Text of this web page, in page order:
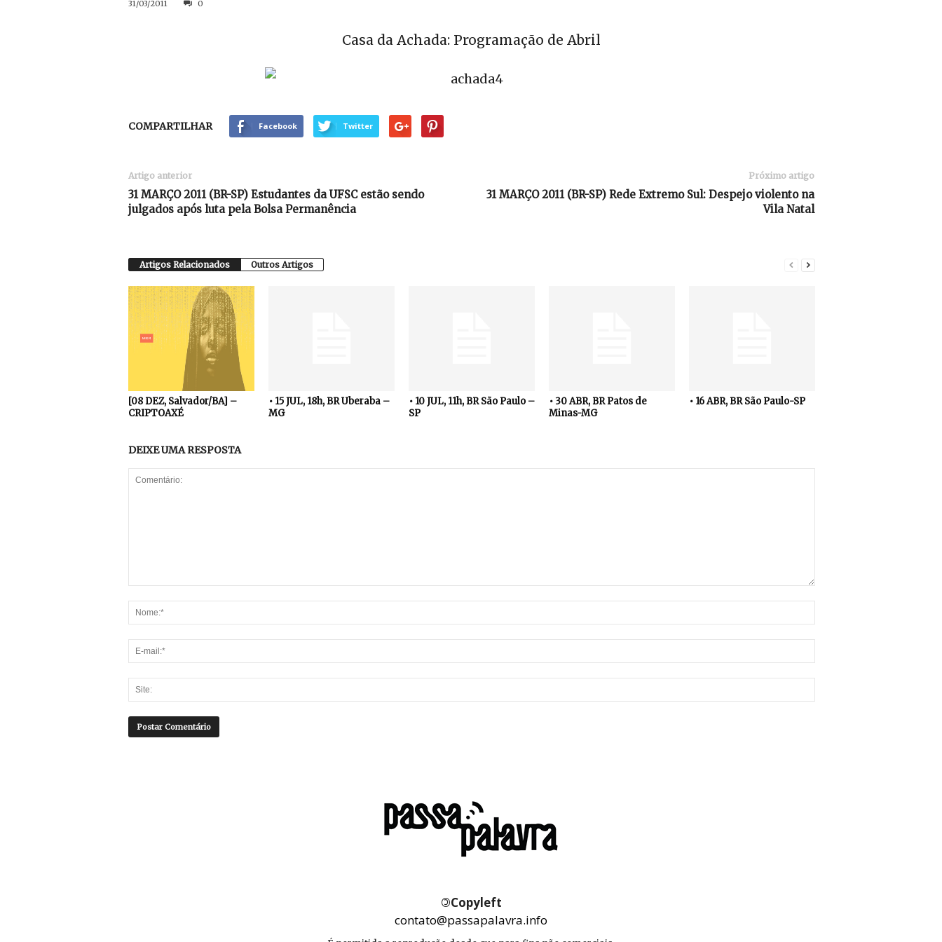
31/03/2011 0
Casa da Achada: Programação de Abril
COMPARTILHAR Facebook Twitter
Artigo anterior
31 MARÇO 2011 (BR-SP) Estudantes da UFSC estão sendo
julgados após luta pela Bolsa Permanência
Próximo artigo
31 MARÇO 2011 (BR-SP) Rede Extremo Sul: Despejo violento na
Vila Natal
Artigos Relacionados Outros Artigos
[08 DEZ, Salvador/BA] –
CRIPTOAXÉ
• 15 JUL, 18h, BR Uberaba –
MG
• 10 JUL, 11h, BR São Paulo –
SP
• 30 ABR, BR Patos de
Minas-MG
• 16 ABR, BR São Paulo-SP
DEIXE UMA RESPOSTA
©Copyleft
contato@passapalavra.info